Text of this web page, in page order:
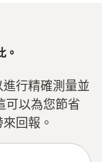
。
行精確測量並
可以為您節省
回報。